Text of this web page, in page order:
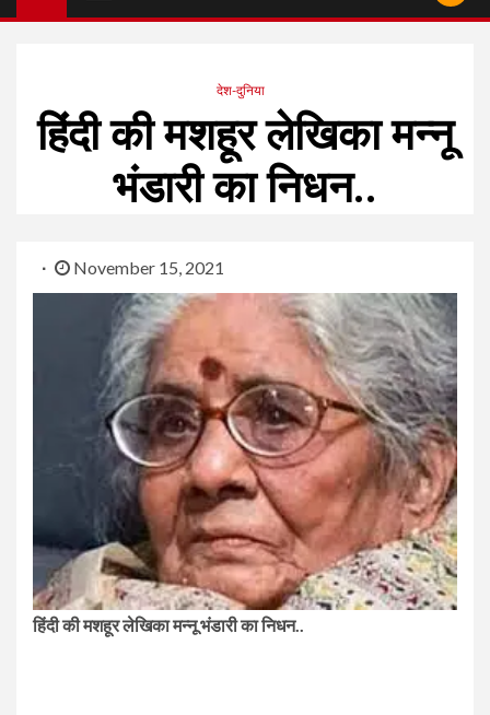
देश-दुनिया
हिंदी की मशहूर लेखिका मन्नू
भंडारी का निधन..
November 15, 2021
हिंदी की मशहूर लेखिका मन्नू भंडारी का निधन..